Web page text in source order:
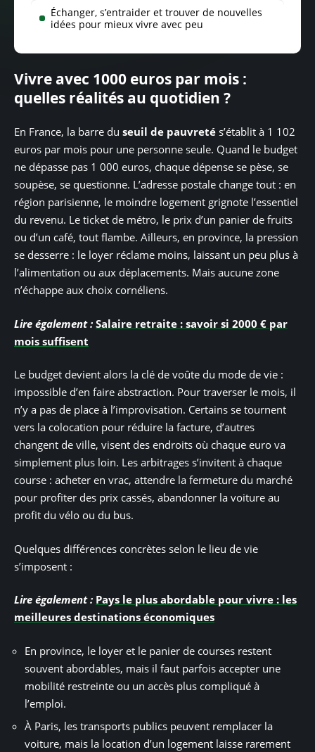
Échanger, s’entraider et trouver de nouvelles
idées pour mieux vivre avec peu
Vivre avec 1000 euros par mois :
quelles réalités au quotidien ?
En France, la barre du seuil de pauvreté s’établit à 1 102
euros par mois pour une personne seule. Quand le budget
ne dépasse pas 1 000 euros, chaque dépense se pèse, se
soupèse, se questionne. L’adresse postale change tout : en
région parisienne, le moindre logement grignote l’essentiel
du revenu. Le ticket de métro, le prix d’un panier de fruits
ou d’un café, tout flambe. Ailleurs, en province, la pression
se desserre : le loyer réclame moins, laissant un peu plus à
l’alimentation ou aux déplacements. Mais aucune zone
n’échappe aux choix cornéliens.
Lire également : Salaire retraite : savoir si 2000 € par
mois suffisent
Le budget devient alors la clé de voûte du mode de vie :
impossible d’en faire abstraction. Pour traverser le mois, il
n’y a pas de place à l’improvisation. Certains se tournent
vers la colocation pour réduire la facture, d’autres
changent de ville, visent des endroits où chaque euro va
simplement plus loin. Les arbitrages s’invitent à chaque
course : acheter en vrac, attendre la fermeture du marché
pour profiter des prix cassés, abandonner la voiture au
profit du vélo ou du bus.
Quelques différences concrètes selon le lieu de vie
s’imposent :
Lire également : Pays le plus abordable pour vivre : les
meilleures destinations économiques
En province, le loyer et le panier de courses restent
souvent abordables, mais il faut parfois accepter une
mobilité restreinte ou un accès plus compliqué à
l’emploi.
À Paris, les transports publics peuvent remplacer la
voiture, mais la location d’un logement laisse rarement